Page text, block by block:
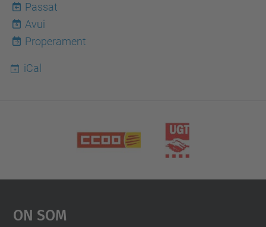
Passat
6
Avui
Properament
iCal
On Som